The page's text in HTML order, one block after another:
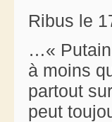
Ribus le
…«
à moins
partout
peut